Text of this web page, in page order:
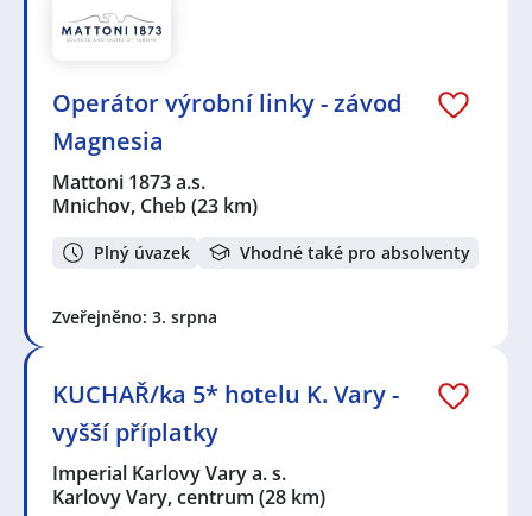
Operátor výrobní linky - závod
Magnesia
Mattoni 1873 a.s.
Mnichov, Cheb(23 km)
Plný úvazek Vhodné také pro absolventy
Zveřejněno: 3. srpna
KUCHAŘ/ka 5* hotelu K. Vary -
vyšší příplatky
Imperial Karlovy Vary a. s.
Karlovy Vary, centrum (28 km)